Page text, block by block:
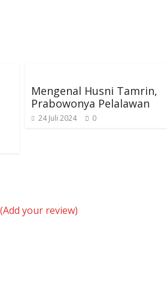
Mengenal Husni Tamrin,
Prabowonya Pelalawan
24 Juli 2024 0
(Add your review)